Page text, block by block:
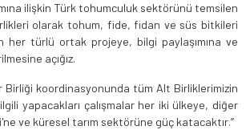
ilişkin Türk tohumculuk sektörünü temsilen
olarak tohum, fide, fidan ve süs bitkileri
her türlü ortak projeye, bilgi paylaşımına ve
açığız.
Birliği koordinasyonunda tüm Alt Birliklerimizin
yapacakları çalışmalar her iki ülkeye, diğer
ve küresel tarım sektörüne güç katacaktır.’’